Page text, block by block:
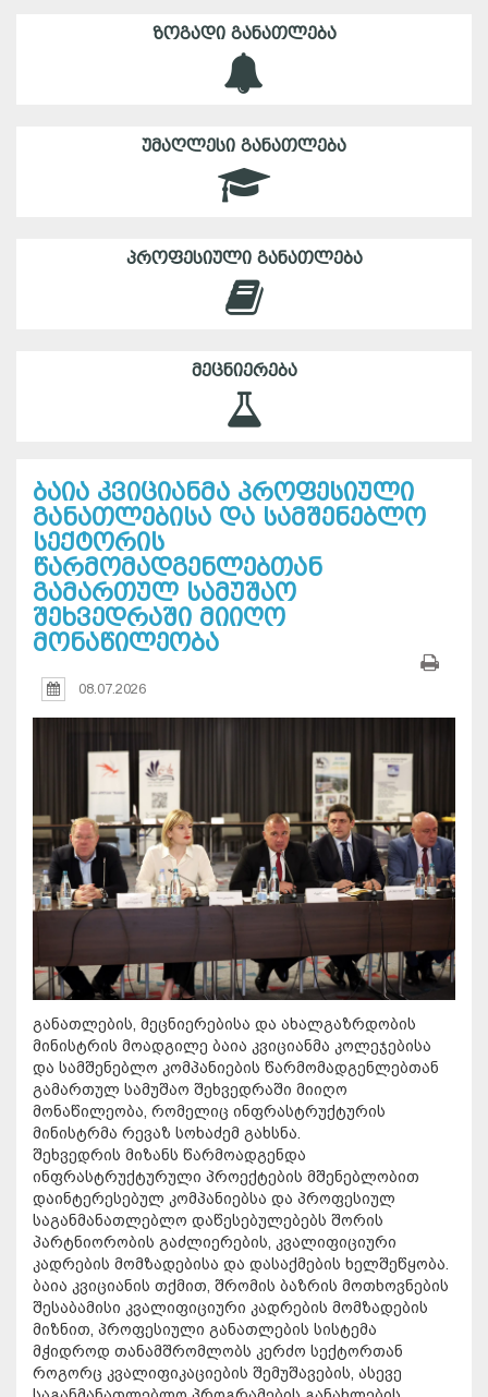
ᲖᲝᲒᲐᲓᲘ ᲒᲐᲜᲐᲗᲚᲔᲑᲐ
ᲣᲛᲐᲦᲚᲔᲡᲘ ᲒᲐᲜᲐᲗᲚᲔᲑᲐ
ᲞᲠᲝᲤᲔᲡᲘᲣᲚᲘ ᲒᲐᲜᲐᲗᲚᲔᲑᲐ
ᲛᲔᲪᲜᲘᲔᲠᲔᲑᲐ
ბაია კვიციანმა პროფესიული
განათლებისა და სამშენებლო
სექტორის
წარმომადგენლებთან
გამართულ სამუშაო
შეხვედრაში მიიღო
მონაწილეობა
08.07.2026
განათლების, მეცნიერებისა და ახალგაზრდობის
მინისტრის მოადგილე ბაია კვიციანმა კოლეჯებისა
და სამშენებლო კომპანიების წარმომადგენლებთან
გამართულ სამუშაო შეხვედრაში მიიღო
მონაწილეობა, რომელიც ინფრასტრუქტურის
მინისტრმა რევაზ სოხაძემ გახსნა.
შეხვედრის მიზანს წარმოადგენდა
ინფრასტრუქტურული პროექტების მშენებლობით
დაინტერესებულ კომპანიებსა და პროფესიულ
საგანმანათლებლო დაწესებულებებს შორის
პარტნიორობის გაძლიერების, კვალიფიციური
კადრების მომზადებისა და დასაქმების ხელშეწყობა.
ბაია კვიციანის თქმით, შრომის ბაზრის მოთხოვნების
შესაბამისი კვალიფიციური კადრების მომზადების
მიზნით, პროფესიული განათლების სისტემა
მჭიდროდ თანამშრომლობს კერძო სექტორთან
როგორც კვალიფიკაციების შემუშავების, ასევე